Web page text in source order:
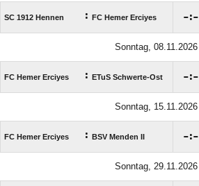
SC 1912 Hennen : FC Hemer Erciyes :
Sonntag, 08.11.2026
FC Hemer Erciyes : ETuS Schwerte-Ost :
Sonntag, 15.11.2026
FC Hemer Erciyes : BSV Menden II :
Sonntag, 29.11.2026